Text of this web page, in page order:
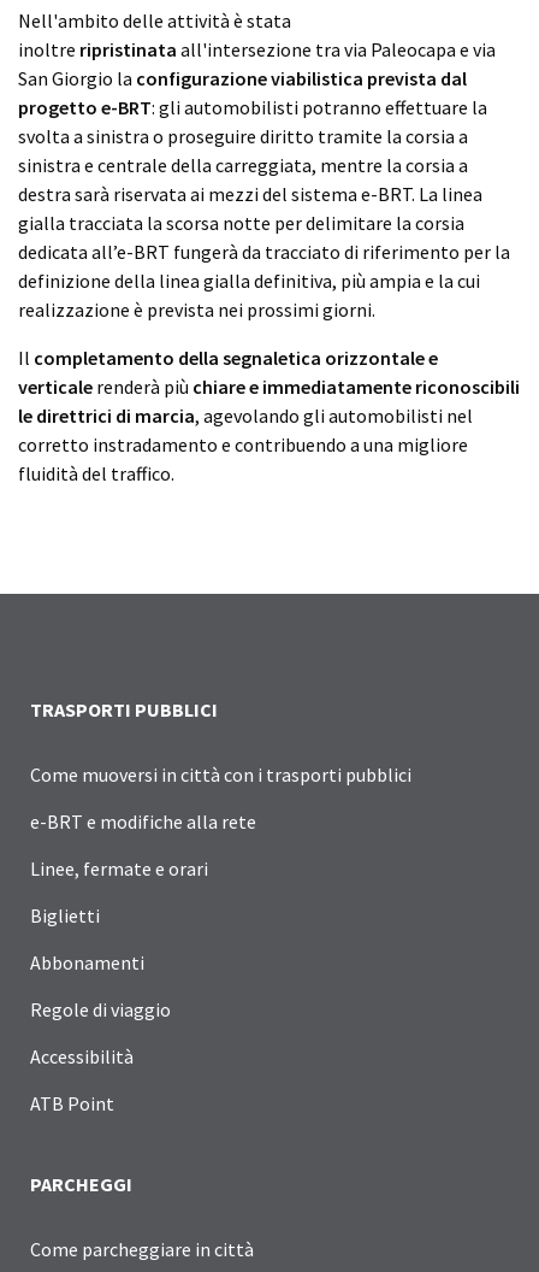
Nell'ambito delle attività è stata
inoltre ripristinata all'intersezione tra via Paleocapa e via
San Giorgio la configurazione viabilistica prevista dal
progetto e-BRT: gli automobilisti potranno effettuare la
svolta a sinistra o proseguire diritto tramite la corsia a
sinistra e centrale della carreggiata, mentre la corsia a
destra sarà riservata ai mezzi del sistema e-BRT. La linea
gialla tracciata la scorsa notte per delimitare la corsia
dedicata all’e-BRT fungerà da tracciato di riferimento per la
definizione della linea gialla definitiva, più ampia e la cui
realizzazione è prevista nei prossimi giorni.
Il completamento della segnaletica orizzontale e
verticale renderà più chiare e immediatamente riconoscibili
le direttrici di marcia, agevolando gli automobilisti nel
corretto instradamento e contribuendo a una migliore
fluidità del traffico.
TRASPORTI PUBBLICI
Come muoversi in città con i trasporti pubblici
e-BRT e modifiche alla rete
Linee, fermate e orari
Biglietti
Abbonamenti
Regole di viaggio
Accessibilità
ATB Point
PARCHEGGI
Come parcheggiare in città